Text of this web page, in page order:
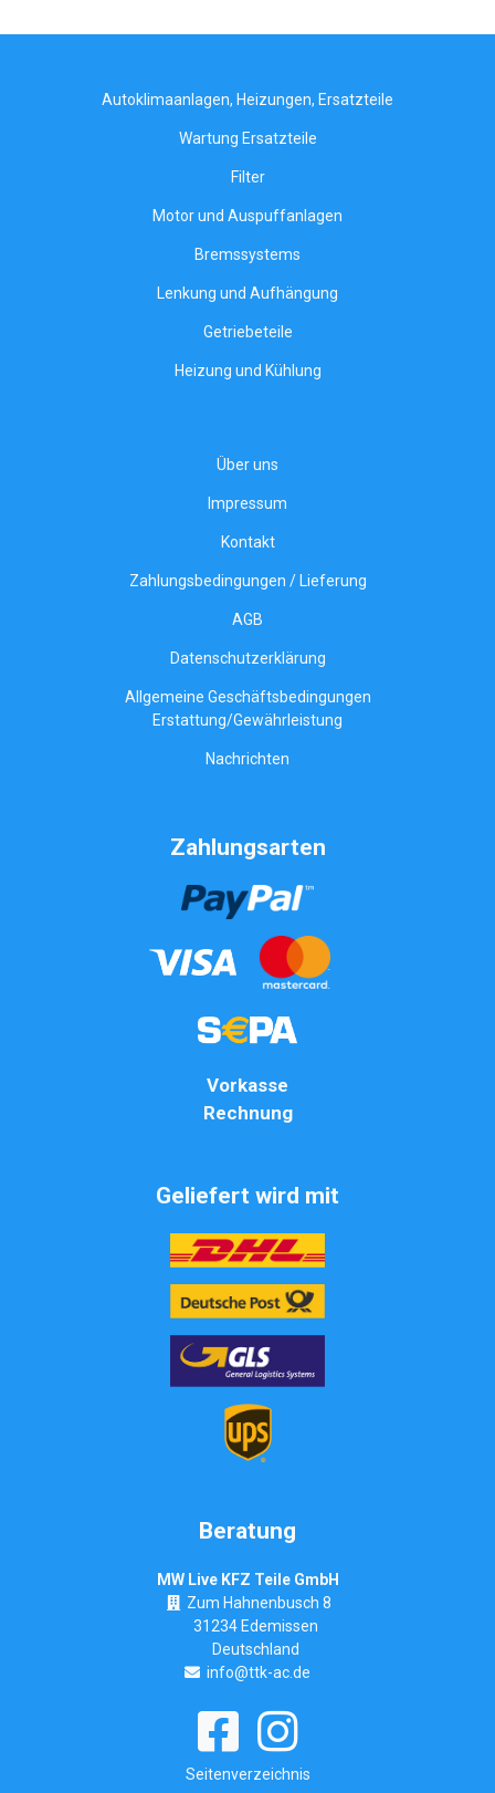
Autoklimaanlagen, Heizungen, Ersatzteile
Wartung Ersatzteile
Filter
Motor und Auspuffanlagen
Bremssystems
Lenkung und Aufhängung
Getriebeteile
Heizung und Kühlung
Über uns
Impressum
Kontakt
Zahlungsbedingungen / Lieferung
AGB
Datenschutzerklärung
Allgemeine Geschäftsbedingungen
Erstattung/Gewährleistung
Nachrichten
Zahlungsarten
Vorkasse
Rechnung
Geliefert wird mit
Beratung
MW Live KFZ Teile GmbH
Zum Hahnenbusch 8
31234 Edemissen
Deutschland
info@ttk-ac.de
Seitenverzeichnis